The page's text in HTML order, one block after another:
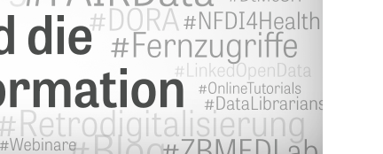
Angebot und
Erwerbungsprofil
PUBLIKATIONEN VON ZB MED
KOOPERATIONEN
PRESSE
KARRIERE